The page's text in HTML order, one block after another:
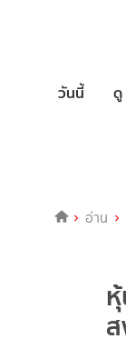
วันนี้ ดู
อ่าน